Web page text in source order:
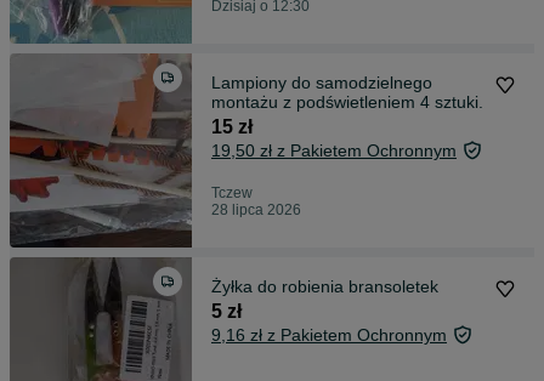
Dzisiaj o 12:30
Lampiony do samodzielnego
montażu z podświetleniem 4 sztuki.
15 zł
19,50 zł z Pakietem Ochronnym
Tczew
28 lipca 2026
Żyłka do robienia bransoletek
5 zł
9,16 zł z Pakietem Ochronnym